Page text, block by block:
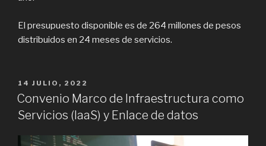
El presupuesto disponible es de 264 millones de pesos
distribuidos en 24 meses de servicios.
PUBLICADO
EN
14 JULIO, 2022
Convenio Marco de Infraestructura como
Servicios (IaaS) y Enlace de datos